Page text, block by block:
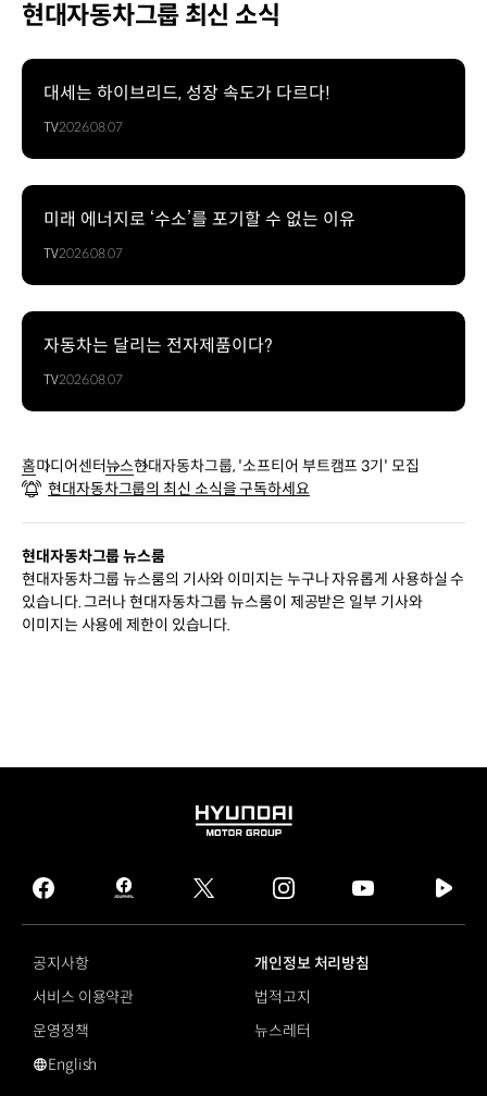
현대자동차그룹 최신 소식
대세는 하이브리드, 성장 속도가 다르다!
TV2026.08.07
미래 에너지로 ‘수소’를 포기할 수 없는 이유
TV2026.08.07
자동차는 달리는 전자제품이다?
TV2026.08.07
홈미디어센터뉴스현대자동차그룹, '소프티어 부트캠프 3기' 모집
현대자동차그룹의 최신 소식을 구독하세요
현대자동차그룹 뉴스룸
현대자동차그룹 뉴스룸의 기사와 이미지는 누구나 자유롭게 사용하실 수
있습니다. 그러나 현대자동차그룹 뉴스룸이 제공받은 일부 기사와
이미지는 사용에 제한이 있습니다.
HYUNDAI
GROUP
facebook
hmg
journal
twitter instagram
tv
공지사항
개인정보 처리방침
서비스 이용약관
법적고지
운영정책
뉴스레터
영문 사이트로 이동
English